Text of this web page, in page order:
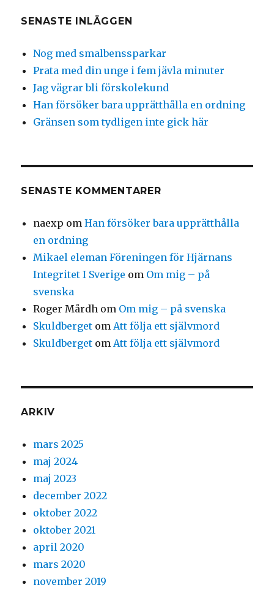
SENASTE INLÄGGEN
Nog med smalbenssparkar
Prata med din unge i fem jävla minuter
Jag vägrar bli förskolekund
Han försöker bara upprätthålla en ordning
Gränsen som tydligen inte gick här
SENASTE KOMMENTARER
naexp omHan försöker bara upprätthålla
en ordning
Mikael eleman Föreningen för Hjärnans
Integritet I Sverige om Om mig – på
svenska
Roger Mårdh om Om mig – på svenska
Skuldberget om Att följa ett självmord
Skuldberget om Att följa ett självmord
ARKIV
mars 2025
maj 2024
maj 2023
december 2022
oktober 2022
oktober 2021
april 2020
mars 2020
november 2019